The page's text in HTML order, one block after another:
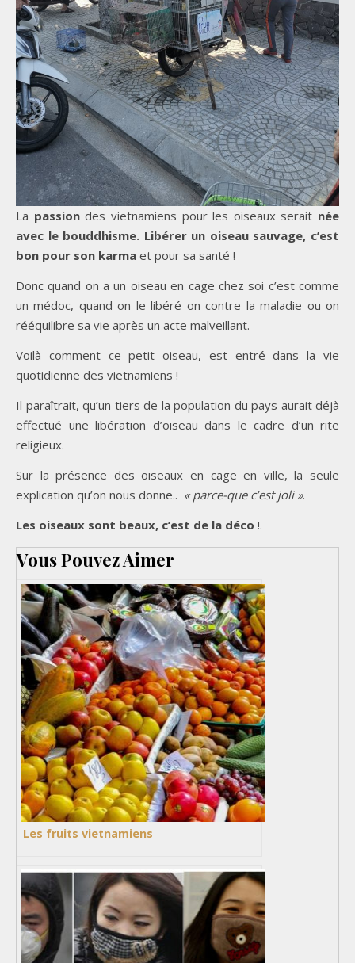
La passiondes vietnamiens pour les oiseaux serait née
avec le bouddhisme. Libérer un oiseau sauvage, c’est
bon pour son karma et pour sa santé !
Donc quand on a un oiseau en cage chez soi c’est comme
un médoc, quand on le libéré on contre la maladie ou on
rééquilibre sa vie après un acte malveillant.
Voilà comment ce petit oiseau, est entré dans la vie
quotidienne des vietnamiens !
Il paraîtrait, qu’un tiers de la population du pays aurait déjà
effectué une libération d’oiseau dans le cadre d’un rite
religieux.
Sur la présence des oiseaux en cage en ville, la seule
explication qu’on nous donne.. « parce-que c’est joli ».
Les oiseaux sont beaux, c’est de la déco !.
Vous Pouvez Aimer
Les fruits vietnamiens